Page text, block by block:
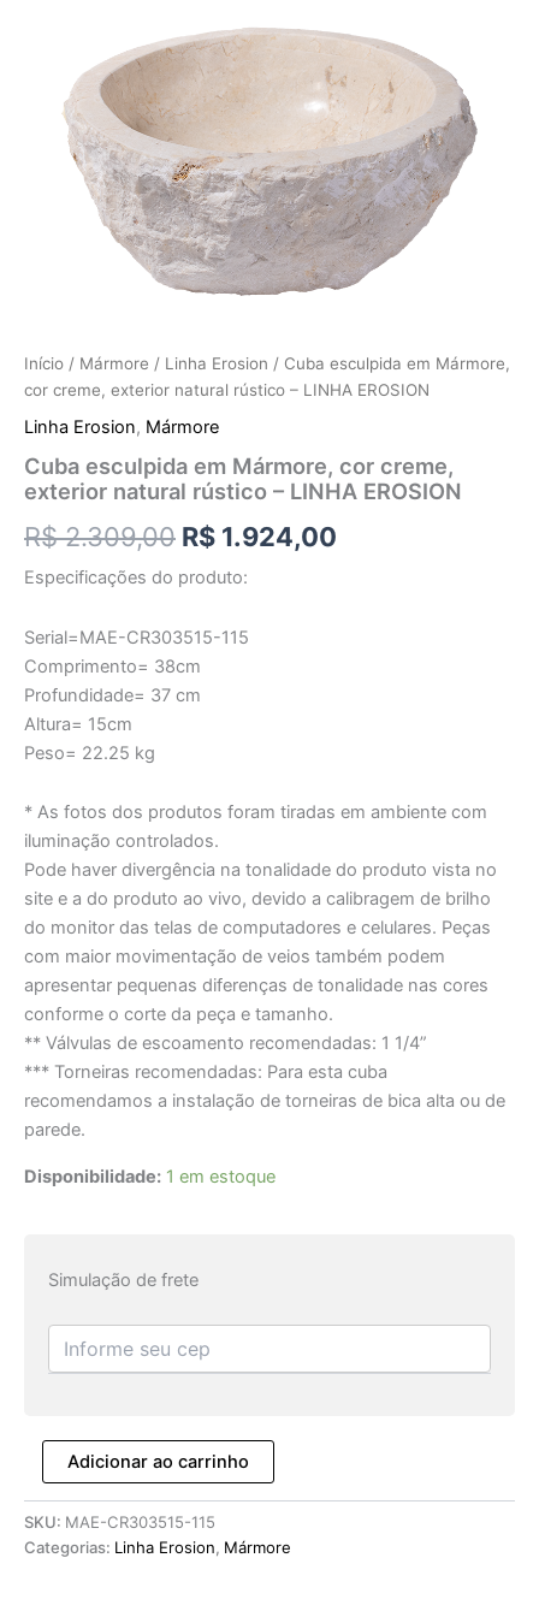
Início / Mármore / Linha Erosion / Cuba esculpida em Mármore,
cor creme, exterior natural rústico – LINHA EROSION
Linha Erosion, Mármore
Cuba esculpida em Mármore, cor creme,
exterior natural rústico – LINHA EROSION
R$2.309,00 R$ 1.924,00
Especificações do produto:
Serial=MAE-CR303515-115
Comprimento= 38cm
Profundidade= 37 cm
Altura= 15cm
Peso= 22.25 kg
* As fotos dos produtos foram tiradas em ambiente com
iluminação controlados.
Pode haver divergência na tonalidade do produto vista no
site e a do produto ao vivo, devido a calibragem de brilho
do monitor das telas de computadores e celulares. Peças
com maior movimentação de veios também podem
apresentar pequenas diferenças de tonalidade nas cores
conforme o corte da peça e tamanho.
** Válvulas de escoamento recomendadas: 1 1/4”
*** Torneiras recomendadas: Para esta cuba
recomendamos a instalação de torneiras de bica alta ou de
parede.
Disponibilidade: 1 em estoque
Simulação de frete
Adicionar ao carrinho
SKU: MAE-CR303515-115
Categorias: Linha Erosion, Mármore